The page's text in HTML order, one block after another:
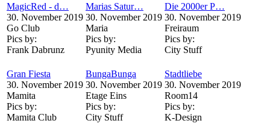
MagicRed - d…
30. November 2019
Go Club
Pics by:
Frank Dabrunz
Marias Satur…
30. November 2019
Maria
Pics by:
Pyunity Media
Die 2000er P…
30. November 2019
Freiraum
Pics by:
City Stuff
Gran Fiesta
30. November 2019
Mamita
Pics by:
Mamita Club
BungaBunga
30. November 2019
Etage Eins
Pics by:
City Stuff
Stadtliebe
30. November 2019
Room14
Pics by:
K-Design